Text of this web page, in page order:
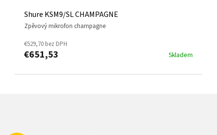
Shure KSM9/SL CHAMPAGNE
zpěvový mikrofon champagne
Skladem
€529,70 bez DPH
€651,53